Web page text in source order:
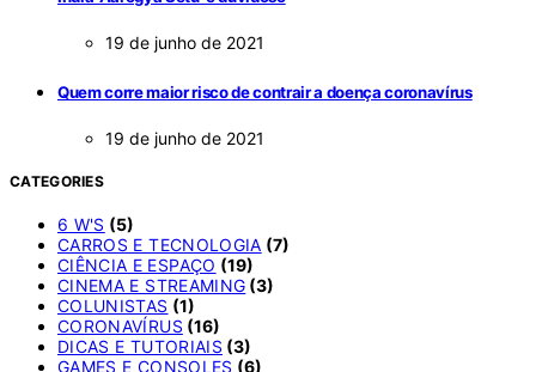
19 de junho de 2021
Quem corre maior risco de contrair a doença coronavírus
19 de junho de 2021
CATEGORIES
6 W'S (5)
CARROS E TECNOLOGIA (7)
CIÊNCIA E ESPAÇO (19)
CINEMA E STREAMING (3)
COLUNISTAS (1)
CORONAVÍRUS (16)
DICAS E TUTORIAIS (3)
GAMES E CONSOLES (6)